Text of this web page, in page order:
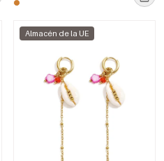
Almacén de la UE